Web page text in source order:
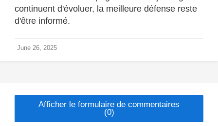
continuent d'évoluer, la meilleure défense reste
d'être informé.
June 26, 2025
Afficher le formulaire de commentaires
(0)